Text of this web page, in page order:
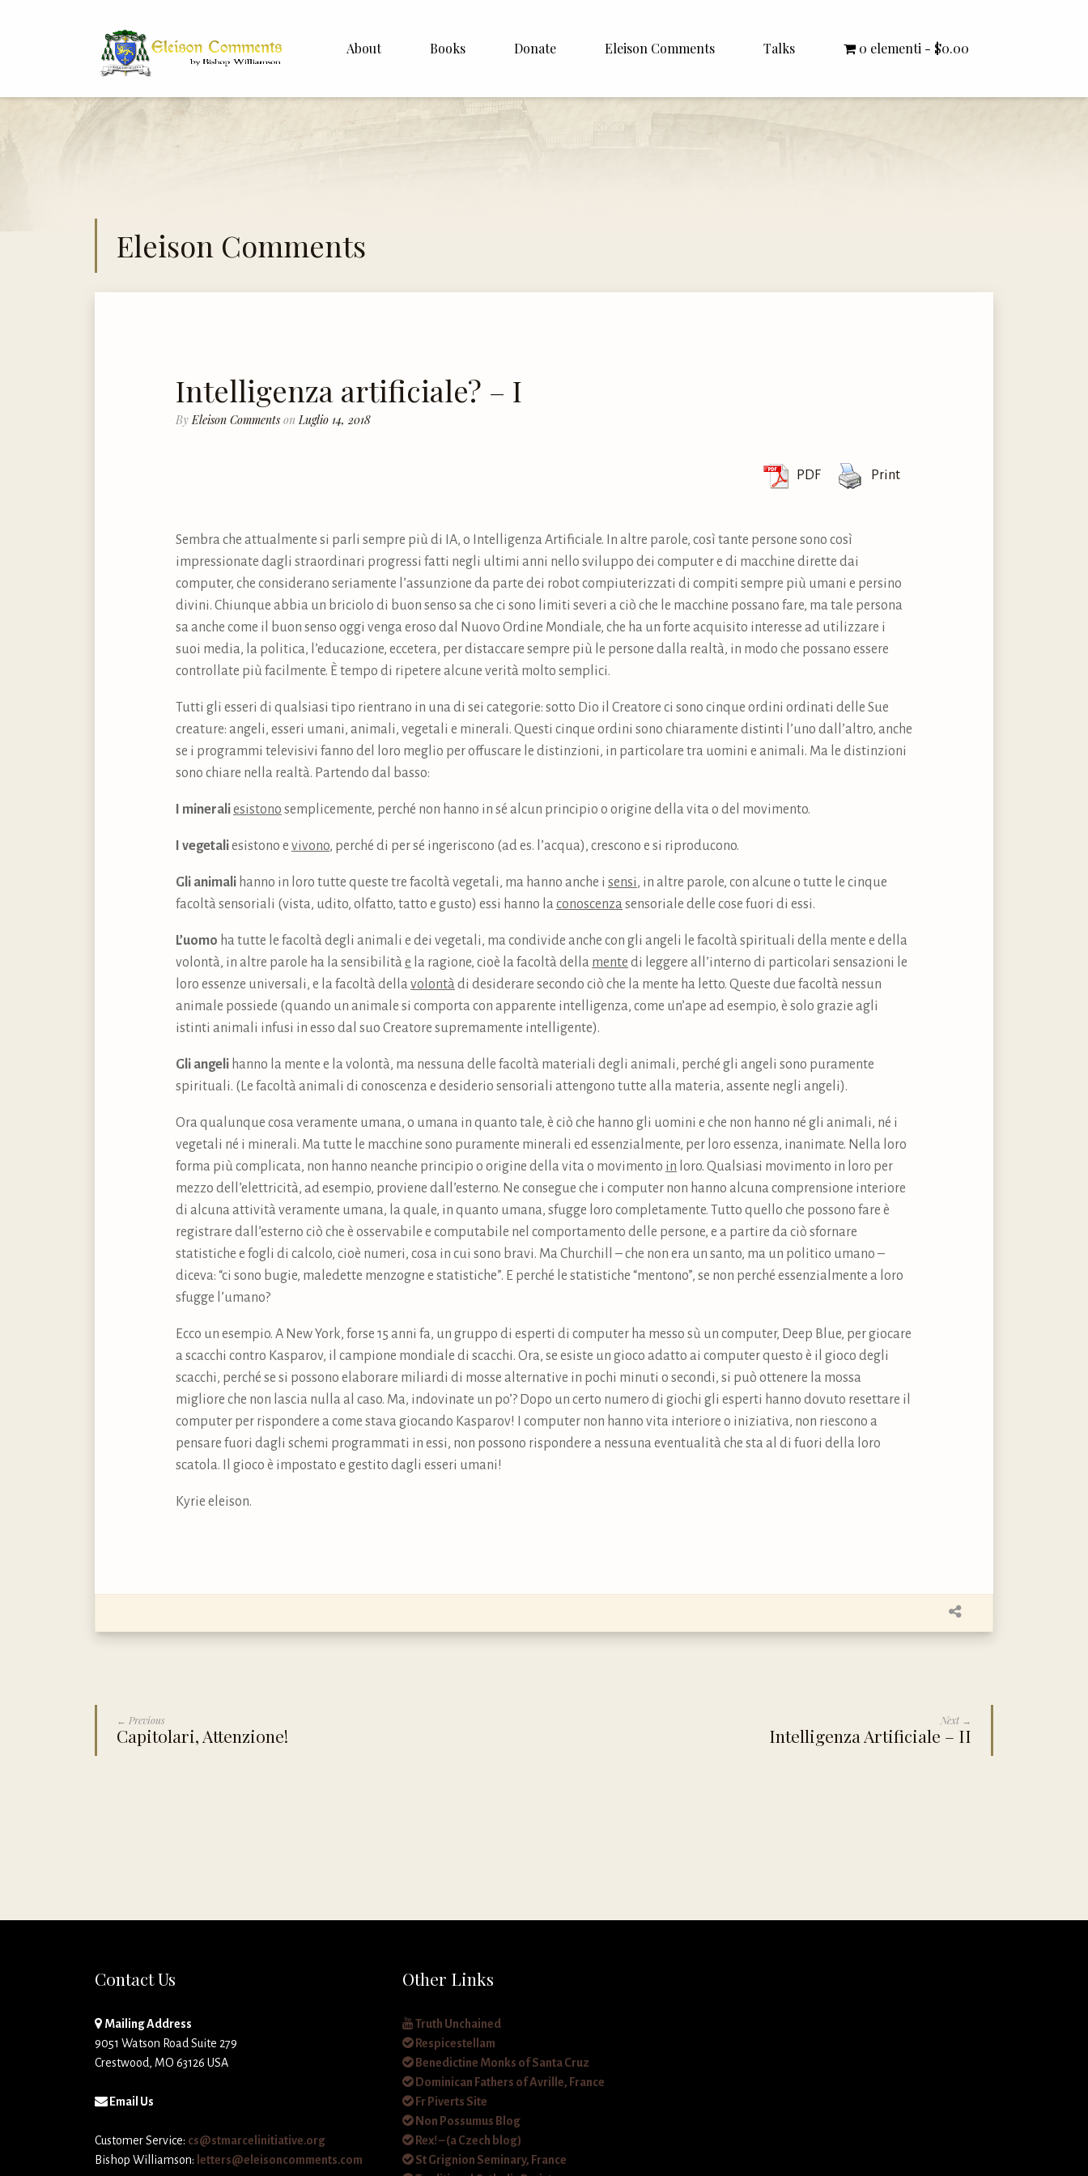
About
Bishop Williamson
Books Donate Eleison Comments
Italiano
Talks
Rector Letters
0 elementi $0.00
Eleison Comments
Intelligenza artificiale? – I
By Eleison Comments on Luglio 14, 2018
PDF Print
Sembra che attualmente si parli sempre più di IA, o Intelligenza Artificiale. In altre parole, così tante persone sono così
impressionate dagli straordinari progressi fatti negli ultimi anni nello sviluppo dei computer e di macchine dirette dai
computer, che considerano seriamente l’assunzione da parte dei robot compiuterizzati di compiti sempre più umani e persino
divini. Chiunque abbia un briciolo di buon senso sa che ci sono limiti severi a ciò che le macchine possano fare, ma tale persona
sa anche come il buon senso oggi venga eroso dal Nuovo Ordine Mondiale, che ha un forte acquisito interesse ad utilizzare i
suoi media, la politica, l’educazione, eccetera, per distaccare sempre più le persone dalla realtà, in modo che possano essere
controllate più facilmente. È tempo di ripetere alcune verità molto semplici.
Tutti gli esseri di qualsiasi tipo rientrano in una di sei categorie: sotto Dio il Creatore ci sono cinque ordini ordinati delle Sue
creature: angeli, esseri umani, animali, vegetali e minerali. Questi cinque ordini sono chiaramente distinti l’uno dall’altro, anche
se i programmi televisivi fanno del loro meglio per offuscare le distinzioni, in particolare tra uomini e animali. Ma le distinzioni
sono chiare nella realtà. Partendo dal basso:
I mineraliesistono semplicemente, perché non hanno in sé alcun principio o origine della vita o del movimento.
I vegetaliesistono e vivono, perché di per sé ingeriscono (ad es. l’acqua), crescono e si riproducono.
Gli animali hanno in loro tutte queste tre facoltà vegetali, ma hanno anche i sensi, in altre parole, con alcune o tutte le cinque
facoltà sensoriali (vista, udito, olfatto, tatto e gusto) essi hanno la conoscenza sensoriale delle cose fuori di essi.
L’uomo ha tutte le facoltà degli animali e dei vegetali, ma condivide anche con gli angeli le facoltà spirituali della mente e della
volontà, in altre parole ha la sensibilità e la ragione, cioè la facoltà della mente di leggere all’interno di particolari sensazioni le
loro essenze universali, e la facoltà della volontà di desiderare secondo ciò che la mente ha letto. Queste due facoltà nessun
animale possiede (quando un animale si comporta con apparente intelligenza, come un’ape ad esempio, è solo grazie agli
istinti animali infusi in esso dal suo Creatore supremamente intelligente).
Gli angeli hanno la mente e la volontà, ma nessuna delle facoltà materiali degli animali, perché gli angeli sono puramente
spirituali. (Le facoltà animali di conoscenza e desiderio sensoriali attengono tutte alla materia, assente negli angeli).
Ora qualunque cosa veramente umana, o umana in quanto tale, è ciò che hanno gli uomini e che non hanno né gli animali, né i
vegetali né i minerali. Ma tutte le macchine sono puramente minerali ed essenzialmente, per loro essenza, inanimate. Nella loro
forma più complicata, non hanno neanche principio o origine della vita o movimento in loro. Qualsiasi movimento in loro per
mezzo dell’elettricità, ad esempio, proviene dall’esterno. Ne consegue che i computer non hanno alcuna comprensione interiore
di alcuna attività veramente umana, la quale, in quanto umana, sfugge loro completamente. Tutto quello che possono fare è
registrare dall’esterno ciò che è osservabile e computabile nel comportamento delle persone, e a partire da ciò sfornare
statistiche e fogli di calcolo, cioè numeri, cosa in cui sono bravi. Ma Churchill – che non era un santo, ma un politico umano –
diceva: “ci sono bugie, maledette menzogne e statistiche”. E perché le statistiche “mentono”, se non perché essenzialmente a loro
sfugge l’umano?
Ecco un esempio. A New York, forse 15 anni fa, un gruppo di esperti di computer ha messo sù un computer, Deep Blue, per giocare
a scacchi contro Kasparov, il campione mondiale di scacchi. Ora, se esiste un gioco adatto ai computer questo è il gioco degli
scacchi, perché se si possono elaborare miliardi di mosse alternative in pochi minuti o secondi, si può ottenere la mossa
migliore che non lascia nulla al caso. Ma, indovinate un po’? Dopo un certo numero di giochi gli esperti hanno dovuto resettare il
computer per rispondere a come stava giocando Kasparov! I computer non hanno vita interiore o iniziativa, non riescono a
pensare fuori dagli schemi programmati in essi, non possono rispondere a nessuna eventualità che sta al di fuori della loro
scatola. Il gioco è impostato e gestito dagli esseri umani!
Kyrie eleison.
← Previous
Capitolari, Attenzione!
Next →
Intelligenza Artificiale – II
Contact Us
Mailing Address
9051 Watson Road Suite 279
Crestwood, MO 63126 USA
Email Us
Customer Service: cs@stmarcelinitiative.org
Bishop Williamson: letters@eleisoncomments.com
Other Links
Truth Unchained
Respicestellam
Benedictine Monks of Santa Cruz
Dominican Fathers of Avrille, France
Fr Piverts Site
Non Possumus Blog
Rex! – (a Czech blog)
St Grignion Seminary, France